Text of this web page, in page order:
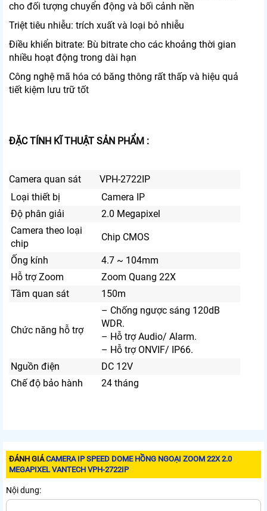
cho đối tượng chuyển động và bối cảnh nền
Triệt tiêu nhiễu: trích xuất và loại bỏ nhiễu
Điều khiển bitrate: Bù bitrate cho các khoảng thời gian
nhiều hoạt động trong dài hạn
Công nghệ mã hóa có băng thông rất thấp và hiệu quả
tiết kiệm lưu trữ tốt
ĐẶC TÍNH KĨ THUẬT SẢN PHẨM :
Camera quan sát
VPH-2722IP
Loại thiết bị
Camera IP
Độ phân giải
2.0 Megapixel
Camera theo loại
chip
Chip CMOS
Ống kính
4.7 ~ 104mm
Hỗ trợ Zoom
Zoom Quang 22X
Tầm quan sát
150m
Chức năng hỗ trợ
– Chống ngược sáng 120dB
WDR.
– Hỗ trợ Audio/ Alarm.
– Hỗ trợ ONVIF/ IP66.
Nguồn điện
DC 12V
Chế độ bảo hành
24 tháng
ĐÁNH GIÁCAMERA IP SPEED DOME HỒNG NGOẠI ZOOM 22X 2.0
MEGAPIXEL VANTECH VPH-2722IP
Nội dung: